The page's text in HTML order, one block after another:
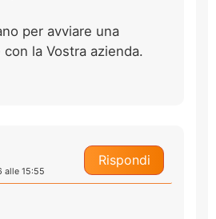
per avviare una
la Vostra azienda.
Rispondi
alle 15:55